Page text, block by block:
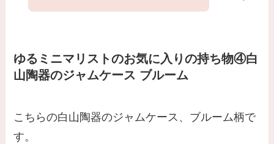
ゆるミニマリストのお気に入りの持ち物④白
山陶器のジャムケース ブルーム
こちらの白山陶器のジャムケース、ブルーム柄で
す。